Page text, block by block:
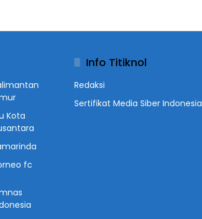
Kota
fc
Info Titiknol
Redaksi
Sertifikat Media Siber Indonesia